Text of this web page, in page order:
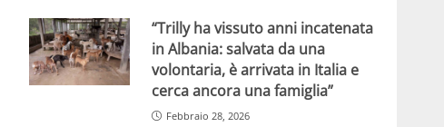
“Trilly ha vissuto anni incatenata
in Albania: salvata da una
volontaria, è arrivata in Italia e
cerca ancora una famiglia”
Febbraio 28, 2026